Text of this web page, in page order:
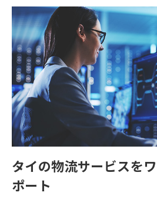
タイの物流サービスを
ポート